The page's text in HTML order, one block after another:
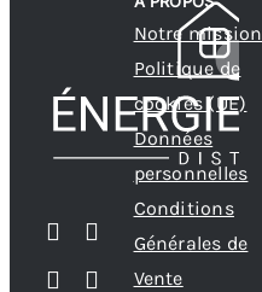
Notre mission
Politique de
cookies (UE)
Données
personnelles
Conditions
Générales de
Vente